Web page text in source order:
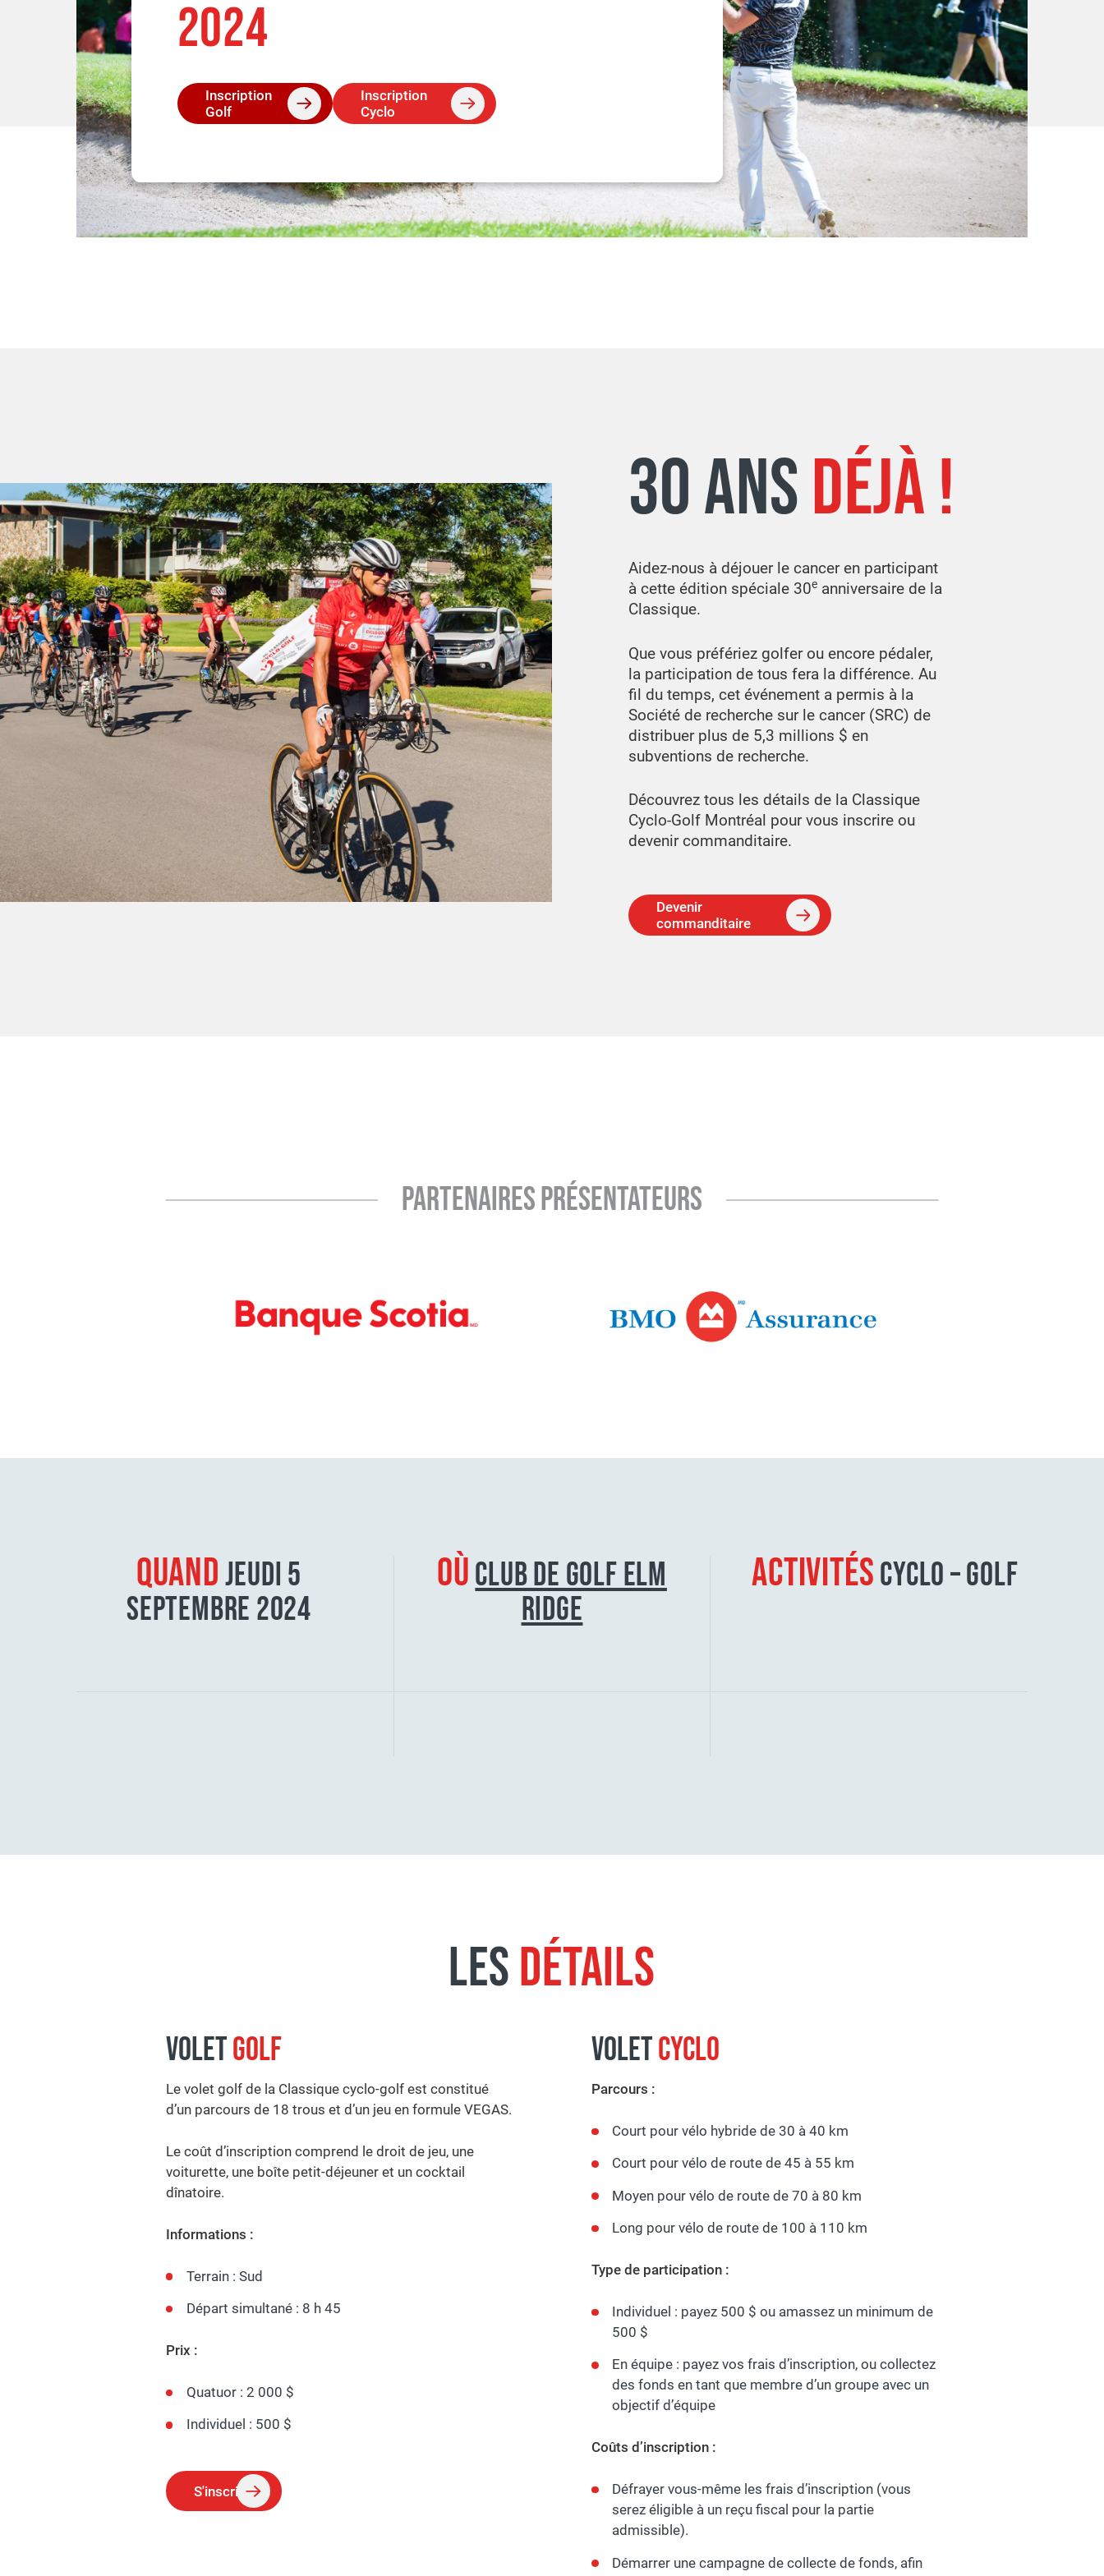
2024
Inscription
Golf
Inscription
Cyclo
30 ANSDÉJÀ !
Aidez-nous à déjouer le cancer en participant
à cette édition spéciale 30eanniversaire de la
Classique.
Que vous préfériez golfer ou encore pédaler,
la participation de tous fera la différence. Au
fil du temps, cet événement a permis à la
Société de recherche sur le cancer (SRC) de
distribuer plus de 5,3 millions $ en
subventions de recherche.
Découvrez tous les détails de la Classique
Cyclo-Golf Montréal pour vous inscrire ou
devenir commanditaire.
Devenir
commanditaire
PARTENAIRES PRÉSENTATEURS
QUANDJEUDI 5
SEPTEMBRE 2024
OÙCLUB DE GOLF ELM
RIDGE
ACTIVITÉSCYCLO – GOLF
LESDÉTAILS
VOLETGOLF
Le volet golf de la Classique cyclo-golf est constitué
d’un parcours de 18 trous et d’un jeu en formule VEGAS.
Le coût d’inscription comprend le droit de jeu, une
voiturette, une boîte petit-déjeuner et un cocktail
dînatoire.
Informations :
Terrain : Sud
Départ simultané : 8 h 45
Prix :
Quatuor : 2 000 $
Individuel : 500 $
S'inscrire
VOLETCYCLO
Parcours :
Court pour vélo hybride de 30 à 40 km
Court pour vélo de route de 45 à 55 km
Moyen pour vélo de route de 70 à 80 km
Long pour vélo de route de 100 à 110 km
Type de participation :
Individuel : payez 500 $ ou amassez un minimum de
500 $
En équipe : payez vos frais d’inscription, ou collectez
des fonds en tant que membre d’un groupe avec un
objectif d’équipe
Coûts d’inscription :
Défrayer vous-même les frais d’inscription (vous
serez éligible à un reçu fiscal pour la partie
admissible).
Démarrer une campagne de collecte de fonds, afin